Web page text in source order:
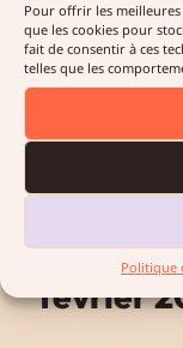
Pour offrir les
que les cookies pour
fait de consentir à ces
telles que les
Politique
Comme
sillons
la radio
tiendra à
février